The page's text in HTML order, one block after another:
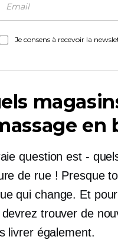
Je consens à recevoir la
en
question est -
de rue ! Presque
qui change. Et
trouver de
livrer également.